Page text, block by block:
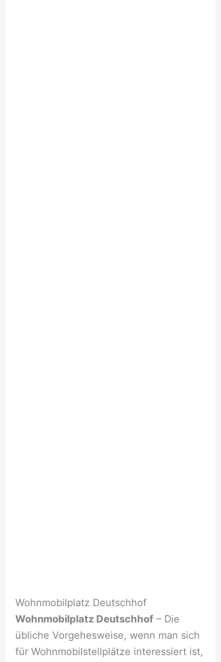
Wohnmobilplatz Deutschhof
Wohnmobilplatz Deutschhof– Die
übliche Vorgehesweise, wenn man sich
für Wohnmobilstellplätze interessiert ist,